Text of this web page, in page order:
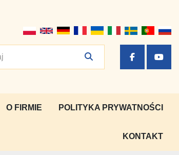
facebook
O FIRMIE POLITYKA PRYWATNOŚCI
KONTAKT